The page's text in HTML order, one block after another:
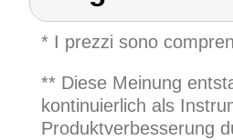
* I prezzi sono
** Diese Meinung
kontinuierlich als
Produktverbesserung